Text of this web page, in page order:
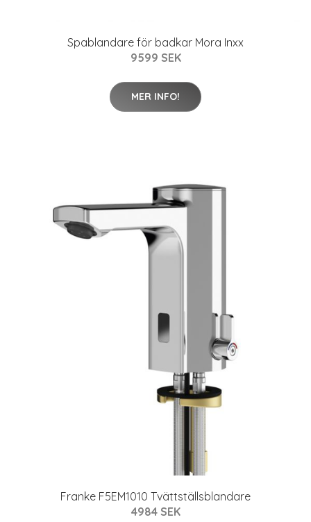
Spablandare för badkar Mora Inxx
9599 SEK
MER INFO!
Franke F5EM1010 Tvättställsblandare
4984 SEK